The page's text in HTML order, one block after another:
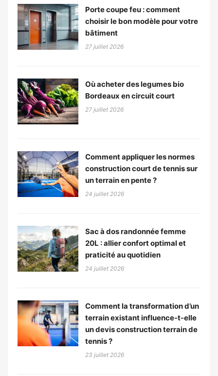
Porte coupe feu : comment
choisir le bon modèle pour votre
bâtiment
27 juillet 2026
Où acheter des legumes bio
Bordeaux en circuit court
27 juillet 2026
Comment appliquer les normes
construction court de tennis sur
un terrain en pente ?
24 juillet 2026
Sac à dos randonnée femme
20L : allier confort optimal et
praticité au quotidien
24 juillet 2026
Comment la transformation d’un
terrain existant influence-t-elle
un devis construction terrain de
tennis ?
23 juillet 2026